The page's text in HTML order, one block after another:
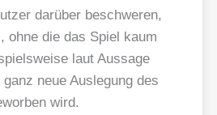
dar­über beschwe­ren,
ohne die das Spiel kaum
laut Aus­sa­ge
neue Aus­le­gung des
wird.